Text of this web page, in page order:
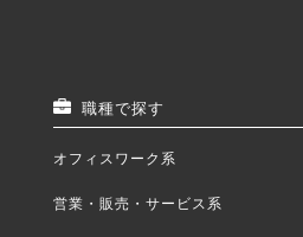
職種で探す
オフィスワーク系
営業・販売・サービス系